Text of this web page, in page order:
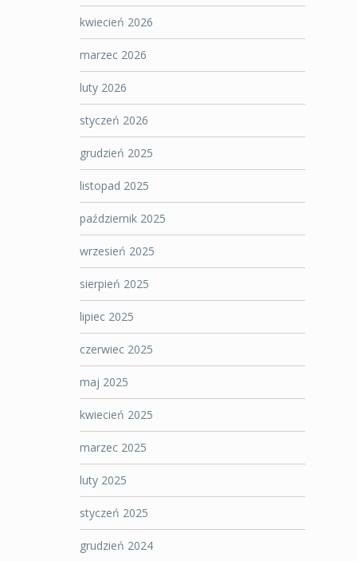
kwiecień 2026
marzec 2026
luty 2026
styczeń 2026
grudzień 2025
listopad 2025
październik 2025
wrzesień 2025
sierpień 2025
lipiec 2025
czerwiec 2025
maj 2025
kwiecień 2025
marzec 2025
luty 2025
styczeń 2025
grudzień 2024